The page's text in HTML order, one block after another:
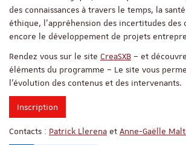
des connaissances à travers le temps, la
éthique, l’appréhension des incertitudes des
encore le développement de projets
Rendez vous sur le site CreaSXB – et
éléments du programme – Le site vous
l’évolution des contenus et des intervenants.
Inscription
Contacts : Patrick Llerena et Anne-Gaëlle